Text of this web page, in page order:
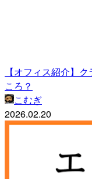
【オフィス紹介】
ころ？
こむぎ
2026.02.20